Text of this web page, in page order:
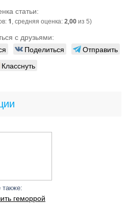
статьи:
1 , средняя оценка: 2,00из 5)
с друзьями:
Поделиться
Отправить
Класснуть
также:
геморрой